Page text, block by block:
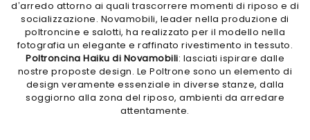
d’arredo attorno ai quali trascorrere momenti di riposo e di
socializzazione. Novamobili, leader nella produzione di
poltroncine e salotti, ha realizzato per il modello nella
fotografia un elegante e raffinato rivestimento in tessuto.
Poltroncina Haiku di Novamobili: lasciati ispirare dalle
nostre proposte design. Le Poltrone sono un elemento di
design veramente essenziale in diverse stanze, dalla
soggiorno alla zona del riposo, ambienti da arredare
attentamente.